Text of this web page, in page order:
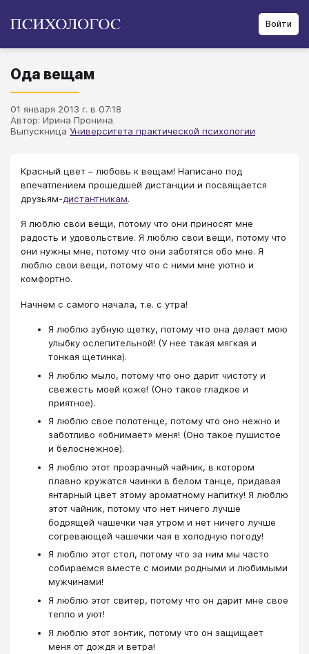
Войти
Ода вещам
01 января 2013 г. в 07:18
Автор: Ирина Пронина
Выпускница Университета практической психологии
Красный цвет – любовь к вещам! Написано под
впечатлением прошедшей дистанции и посвящается
друзьям-дистантникам.
Я люблю свои вещи, потому что они приносят мне
радость и удовольствие. Я люблю свои вещи, потому что
они нужны мне, потому что они заботятся обо мне. Я
люблю свои вещи, потому что с ними мне уютно и
комфортно.
Начнем с самого начала, т.е. с утра!
Я люблю зубную щетку, потому что она делает мою
улыбку ослепительной! (У нее такая мягкая и
тонкая щетинка).
Я люблю мыло, потому что оно дарит чистоту и
свежесть моей коже! (Оно такое гладкое и
приятное).
Я люблю свое полотенце, потому что оно нежно и
заботливо «обнимает» меня! (Оно такое пушистое
и белоснежное).
Я люблю этот прозрачный чайник, в котором
плавно кружатся чаинки в белом танце, придавая
янтарный цвет этому ароматному напитку! Я люблю
этот чайник, потому что нет ничего лучше
бодрящей чашечки чая утром и нет ничего лучше
согревающей чашечки чая в холодную погоду!
Я люблю этот стол, потому что за ним мы часто
собираемся вместе с моими родными и любимыми
мужчинами!
Я люблю этот свитер, потому что он дарит мне свое
тепло и уют!
Я люблю этот зонтик, потому что он защищает
меня от дождя и ветра!